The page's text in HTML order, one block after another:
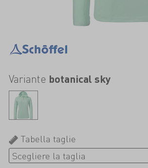
Variante botanical sky
Tabella taglie